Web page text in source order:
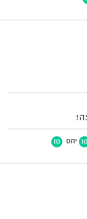
10 יחס 10